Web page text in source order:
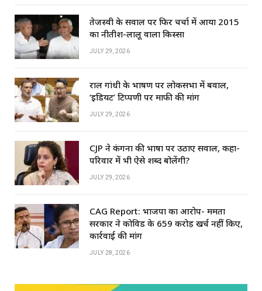
तेजस्वी के सवाल पर फिर चर्चा में आया 2015
का नीतीश-लालू वाला किस्सा
JULY 29, 2026
राहुल गांधी के भाषण पर लोकसभा में बवाल,
‘इडियट’ टिप्पणी पर माफी की मांग
JULY 29, 2026
CJP ने कंगना की भाषा पर उठाए सवाल, कहा-
परिवार में भी ऐसे शब्द बोलेंगी?
JULY 29, 2026
CAG Report: भाजपा का आरोप- ममता
सरकार ने कोविड के ₹659 करोड़ खर्च नहीं किए,
कार्रवाई की मांग
JULY 28, 2026